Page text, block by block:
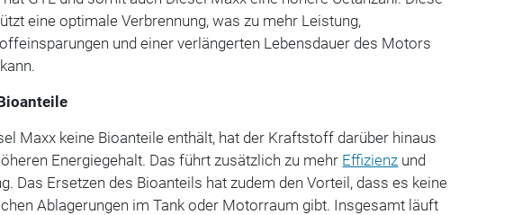
eine optimale Verbrennung, was zu mehr Leistung,
und einer verlängerten Lebensdauer des Motors
Maxx keine Bioanteile enthält, hat der Kraftstoff darüber hinaus
Energiegehalt. Das führt zusätzlich zu mehr Effizienz und
Das Ersetzen des Bioanteils hat zudem den Vorteil, dass es keine
Ablagerungen im Tank oder Motorraum gibt. Insgesamt läuft